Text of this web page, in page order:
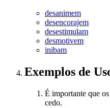
desanimem
desencorajem
desestimulam
desmotivem
inibam
Exemplos de
É importante que
cedo.